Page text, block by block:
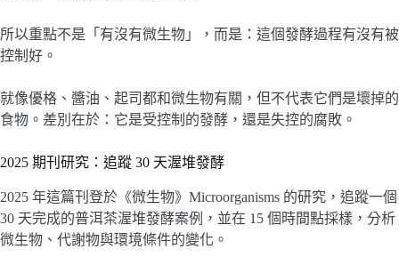
所以重點不是「有沒有微生物」，而是：這個發酵過程有沒有被
控制好。
就像優格、醬油、起司都和微生物有關，但不代表它們是壞掉的
食物。差別在於：它是受控制的發酵，還是失控的腐敗。
2025 期刊研究：追蹤 30 天渥堆發酵
2025 年這篇刊登於《微生物》Microorganisms 的研究，追蹤一個
30 天完成的普洱茶渥堆發酵案例，並在 15 個時間點採樣，分析
微生物、代謝物與環境條件的變化。